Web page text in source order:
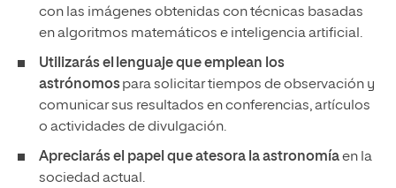
con las imágenes obtenidas con técnicas basadas
en algoritmos matemáticos e inteligencia artificial.
Utilizarás el lenguaje que emplean los
astrónomospara solicitar tiempos de observación y
comunicar sus resultados en conferencias, artículos
o actividades de divulgación.
Apreciarás el papel que atesora la astronomíaen la
sociedad actual.